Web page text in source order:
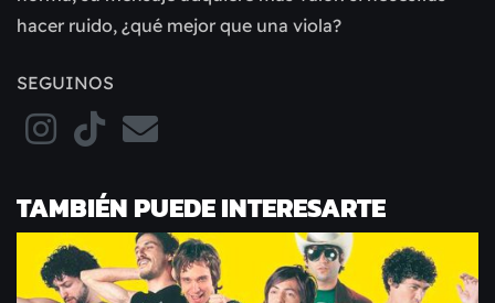
hacer ruido, ¿qué mejor que una viola?
SEGUINOS
TAMBIÉN PUEDE INTERESARTE